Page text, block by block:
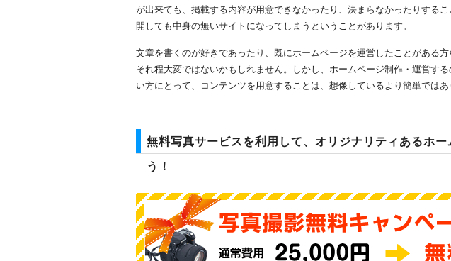
が出来ても、掲載する内容が用意できなかったり、決まらなかったりする
開しても中身の無いサイトになってしまうということがあります。
文章を書くのが好きであったり、既にホームページを運営したことがある
それ程大変ではないかもしれません。しかし、ホームページ制作・運営す
い方にとって、コンテンツを用意することは、想像しているより簡単ではあ
無料写真サービスを利用して、オリジナリティあるホ
う！